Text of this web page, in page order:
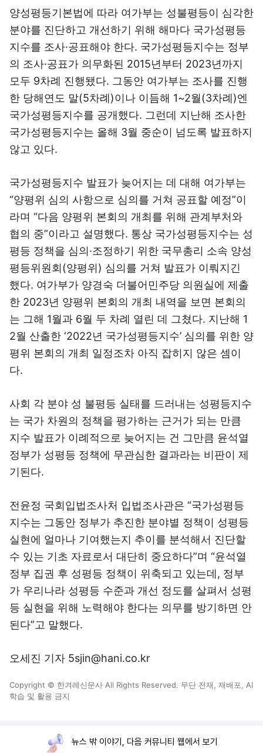
양성평등기본법에 따라 여가부는 성불평등이 심각한
분야를 진단하고 개선하기 위해 해마다 국가성평등
지수를 조사·공표해야 한다. 국가성평등지수는 정부
의 조사·공표가 의무화된 2015년부터 2023년까지
모두 9차례 진행됐다. 그동안 여가부는 조사를 진행
한 당해연도 말(5차례)이나 이듬해 1~2월(3차례)엔
국가성평등지수를 공개했다. 그런데 지난해 조사한
국가성평등지수는 올해 3월 중순이 넘도록 발표하지
않고 있다.
국가성평등지수 발표가 늦어지는 데 대해 여가부는
“양평위 심의 사항으로 심의를 거쳐 공표할 예정”이
라며 “다음 양평위 본회의 개최를 위해 관계부처와
협의 중”이라고 설명했다. 통상 국가성평등지수는 성
평등 정책을 심의·조정하기 위한 국무총리 소속 양성
평등위원회(양평위) 심의를 거쳐 발표가 이뤄지긴
했다. 여가부가 양경숙 더불어민주당 의원실에 제출
한 2023년 양평위 본회의 개최 내역을 보면 본회의
는 그해 1월과 6월 두 차례 열린 데 그쳤다. 지난해 1
2월 산출한 ‘2022년 국가성평등지수’ 심의를 위한 양
평위 본회의 개최 일정조차 아직 잡히지 않은 셈이
다.
사회 각 분야 성 불평등 실태를 드러내는 성평등지수
는 국가 차원의 정책을 평가하는 근거가 되는 만큼
지수 발표가 이례적으로 늦어지는 건 그만큼 윤석열
정부가 성평등 정책에 무관심한 결과라는 비판이 제
기된다.
전윤정 국회입법조사처 입법조사관은 “국가성평등
지수는 그동안 정부가 추진한 분야별 정책이 성평등
실현에 얼마나 기여했는지 추이를 분석해서 진단할
수 있는 기초 자료로서 대단히 중요하다”며 “윤석열
정부 집권 후 성평등 정책이 위축되고 있는데, 정부
가 우리나라 성평등 수준과 개선 정도를 살펴서 성평
등 실현을 위해 노력해야 한다는 의무를 방기하면 안
된다”고 말했다.
오세진 기자 5sjin@hani.co.kr
Copyright © 한겨레신문사 All Rights Reserved. 무단 전재, 재배포, AI
학습 및 활용 금지
뉴스 밖 이야기, 다음 커뮤니티 웹에서 보기